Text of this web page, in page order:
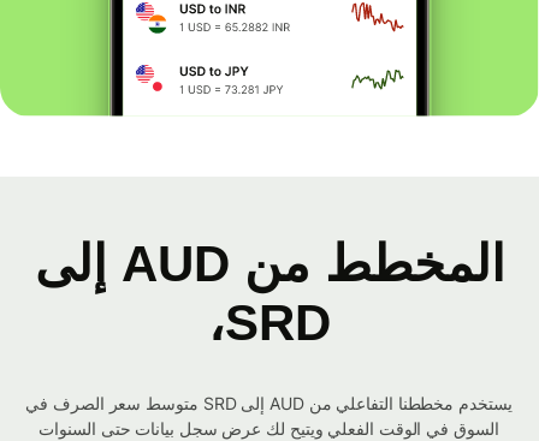
المخطط من AUD إلى
SRD،
يستخدم مخططنا التفاعلي من AUD إلى SRD متوسط ​​سعر الصرف في
السوق في الوقت الفعلي ويتيح لك عرض سجل بيانات حتى السنوات